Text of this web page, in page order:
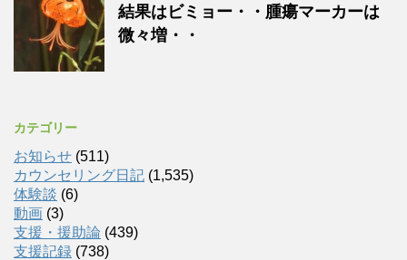
結果はビミョー・・腫瘍マーカーは
微々増・・
カテゴリー
お知らせ (511)
カウンセリング日記 (1,535)
体験談 (6)
動画 (3)
支援・援助論 (439)
支援記録 (738)